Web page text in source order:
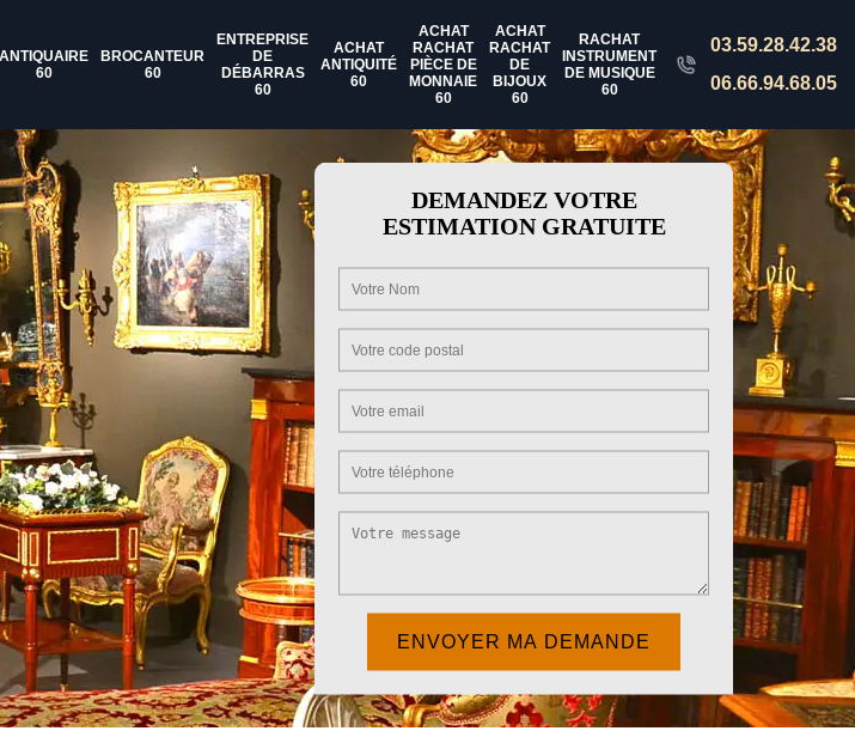
ANTIQUAIRE
60
BROCANTEUR
60
ENTREPRISE
DE
DÉBARRAS
60
ACHAT
ANTIQUITÉ
60
ACHAT
RACHAT
PIÈCE DE
MONNAIE
60
ACHAT
RACHAT
DE
BIJOUX
60
RACHAT
INSTRUMENT
DE MUSIQUE
60
03.59.28.42.38
06.66.94.68.05
DEMANDEZ VOTRE
ESTIMATION GRATUITE